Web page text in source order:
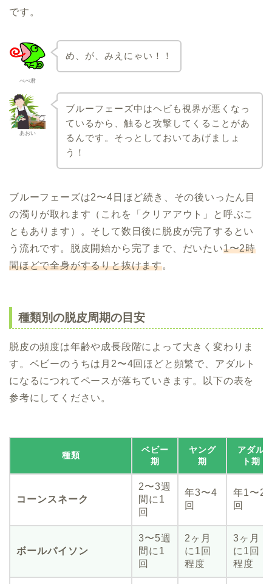
です。
ぺぺ君
め、が、みえにゃい！！
あおい
ブルーフェーズ中はヘビも視界が悪くなっ
ているから、触ると攻撃してくることがあ
るんです。そっとしておいてあげましょ
う！
ブルーフェーズは2〜4日ほど続き、その後いったん目
の濁りが取れます（これを「クリアアウト」と呼ぶこ
ともあります）。そして数日後に脱皮が完了するとい
う流れです。脱皮開始から完了まで、だいたい1〜2時
間ほどで全身がするりと抜けます。
種類別の脱皮周期の目安
脱皮の頻度は年齢や成長段階によって大きく変わりま
す。ベビーのうちは月2〜4回ほどと頻繁で、アダルト
になるにつれてペースが落ちていきます。以下の表を
参考にしてください。
種類
ベビー
期
ヤング
期
アダル
ト期
コーンスネーク
2〜3週
間に1
回
年3〜4
回
年1〜2
回
ボールパイソン
3〜5週
間に1
回
2ヶ月
に1回
程度
3ヶ月
に1回
程度